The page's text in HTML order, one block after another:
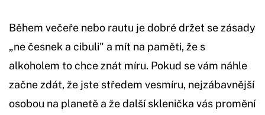
Během večeře nebo rautu je dobré držet se zásady
„ne česnek a cibuli" a mít na paměti, že s
alkoholem to chce znát míru. Pokud se vám náhle
začne zdát, že jste středem vesmíru, nejzábavnější
osobou na planetě a že další sklenička vás promění